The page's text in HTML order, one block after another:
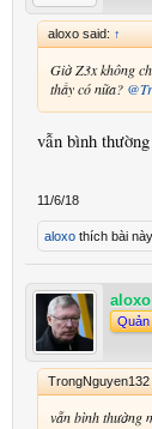
aloxo said: ↑
Giờ Z3x không
thấy có nữa?
vẫn bình
11/6/18
aloxo thích bài này.
aloxo
Quản
TrongNguyen132
vẫn bình thường